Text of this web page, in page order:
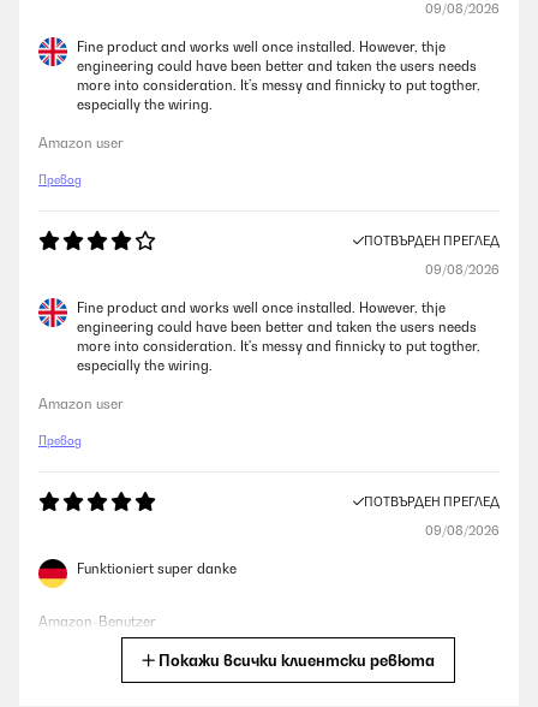
09/08/2026
Fine product and works well once installed. However, thje
engineering could have been better and taken the users needs
more into consideration. It’s messy and finnicky to put togther,
especially the wiring.
Amazon user
Превод
ПОТВЪРДЕН ПРЕГЛЕД
09/08/2026
Fine product and works well once installed. However, thje
engineering could have been better and taken the users needs
more into consideration. It's messy and finnicky to put togther,
especially the wiring.
Amazon user
Превод
ПОТВЪРДЕН ПРЕГЛЕД
09/08/2026
Funktioniert super danke
Amazon-Benutzer
Покажи всички клиентски ревюта